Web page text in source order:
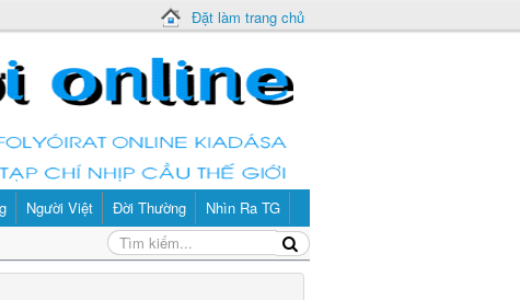
Đặt làm trang chủ
Người Việt Đời Thường Nhìn Ra TG